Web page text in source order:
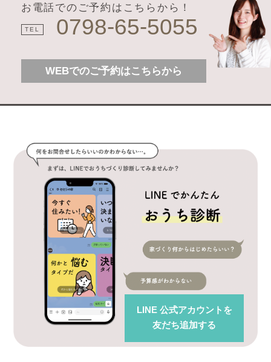
お電話でのご予約はこちらから！
TEL 0798-65-5055
WEBでのご予約はこちらから
LINE 公式アカウント を
友だち追加する